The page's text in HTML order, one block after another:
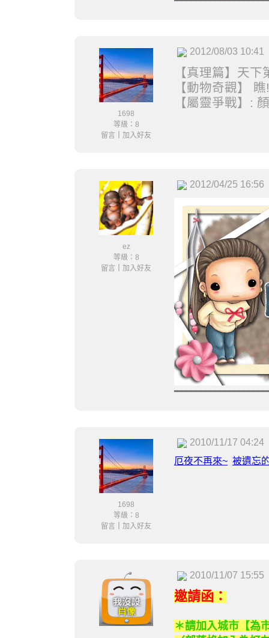
1698
等級：8
留言
加入好友
2012/08/03 10:41
【真理篇】天
【動物奇觀】
【屬靈爭戰】:
ez
等級：8
留言
加入好友
2012/04/25 16:56
1698
等級：8
留言
加入好友
2010/11/17 04:24
厄夜不再來~ 被遺忘
2010/11/07 15:55
邀請函：
＊請加入城市【為